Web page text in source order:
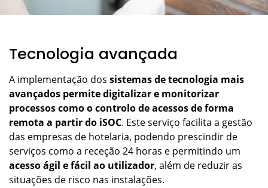
Tecnologia avançada
A implementação dos sistemas de tecnologia mais
avançados permite digitalizar e monitorizar
processos como o controlo de acessos de forma
remota a partir do iSOC. Este serviço facilita a gestão
das empresas de hotelaria, podendo prescindir de
serviços como a receção 24 horas e permitindo um
acesso ágil e fácil ao utilizador, além de reduzir as
situações de risco nas instalações.